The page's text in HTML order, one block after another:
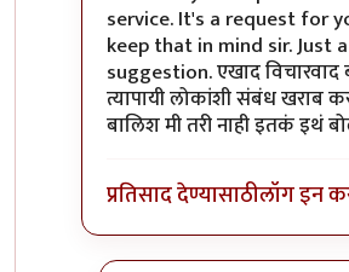
service. It's a request for
keep that in mind sir. Just
suggestion. एखाद विचारवाद
त्यापायी लोकांशी संबंध खराब
बालिश मी तरी नाही इतकं इथं
प्रतिसाद देण्यासाठीलॉग इन